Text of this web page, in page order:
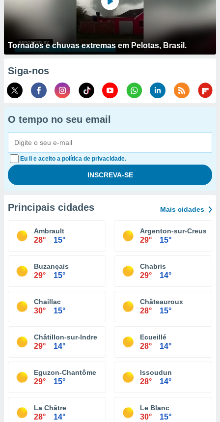
Tornados e chuvas extremas em Pelotas, Brasil.
Siga-nos
O tempo no seu email
Eu li e aceito a política de privacidade.
Principais cidades Mais cidades
Ambrault
28° 15°
Argenton-sur-Creuse
29° 15°
Buzançais
29° 15°
Chabris
29° 14°
Chaillac
30° 15°
Châteauroux
28° 15°
Châtillon-sur-Indre
29° 14°
Ecueillé
28° 14°
Eguzon-Chantôme
29° 15°
Issoudun
28° 14°
La Châtre
28° 14°
Le Blanc
30° 15°